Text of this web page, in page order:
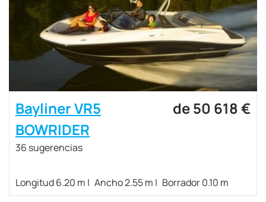
Bayliner VR5
BOWRIDER
36 sugerencias
de 50 618 €
Longitud 6.20 m Ancho 2.55 m Borrador 0.10 m